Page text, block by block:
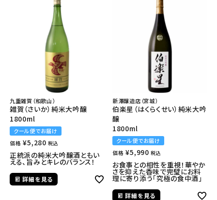
九重雑賀（和歌山）
雑賀（さいか）純米大吟醸
1800ml
クール便でお届け
価格 ¥5,280 税込
正統派の純米大吟醸酒ともい
える、旨みとキレのバランス！
詳細を見る
新澤醸造店（宮城）
伯楽星（はくらくせい）純米大吟
醸
1800ml
クール便でお届け
価格 ¥5,990 税込
お食事との相性を重視！華やか
さを抑えた香味で完璧にお料
理に寄り添う「究極の食中酒」
詳細を見る